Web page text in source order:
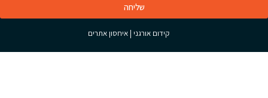
שליחה
קידום אורגני| איחסון אתרים